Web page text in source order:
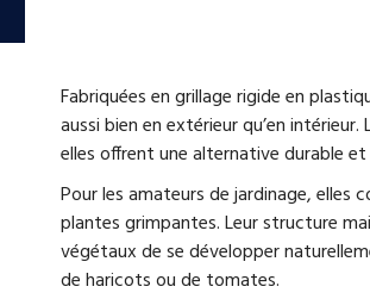
Fabriquées en grillage rigide en
aussi bien en extérieur qu’en
elles offrent une alternative durable
Pour les amateurs de jardinage,
plantes grimpantes. Leur structure
végétaux de se développer
de haricots ou de tomates.